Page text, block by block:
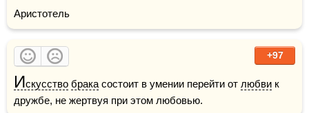
Аристотель
+97
Искусство брака состоит в умении перейти от любви к
дружбе, не жертвуя при этом любовью.